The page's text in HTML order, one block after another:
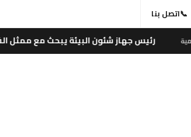
📞اتصل بنا
رئيس جهاز شئون البيئة يبحث مع ممثل الفاو تعزيز